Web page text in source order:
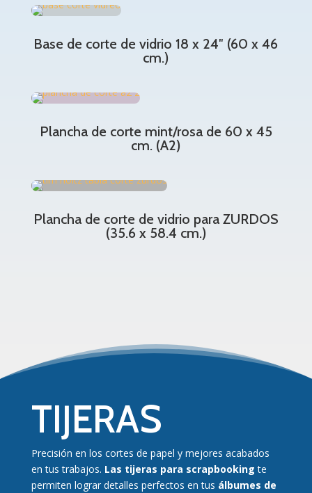
Base de corte de vidrio 18 x 24″ (60 x 46
cm.)
Plancha de corte mint/rosa de 60 x 45
cm. (A2)
Plancha de corte de vidrio para ZURDOS
(35.6 x 58.4 cm.)
TIJERAS
Precisión en los cortes de papel y mejores acabados
en tus trabajos. Las tijeras para scrapbooking te
permiten lograr detalles perfectos en tus álbumes de